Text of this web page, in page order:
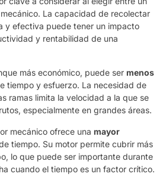
La capacidad de recolectar
y efectiva puede tener un impacto
y rentabilidad de una
más económico, puede ser menos
tiempo y esfuerzo. La necesidad de
ramas limita la velocidad a la que se
especialmente en grandes áreas.
mecánico ofrece una mayor
tiempo. Su motor permite cubrir más
lo que puede ser importante durante
cuando el tiempo es un factor crítico.